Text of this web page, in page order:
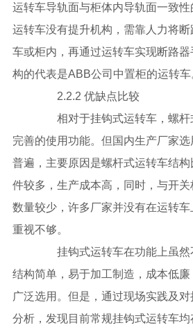
运转车导轨面与柜体内导轨面一致
运转车没有提升机构，需靠人力将
车或柜内，再通过运转车实现断路
构的代表是ABB公司中置柜的运转车
2.2.2 优缺点比较
相对于挂钩式运转车，螺杆
完善的使用功能。但国内生产厂家
普遍，主要原因是螺杆式运转车结
件较多，生产成本高，同时，与开
数量较少，许多厂家并没有在运转车
重视不够。
挂钩式运转车在功能上虽然
结构简单，易于加工制造，成本低
广泛选用。但是，通过现场实践及
分析，发现目前常规挂钩式运转车